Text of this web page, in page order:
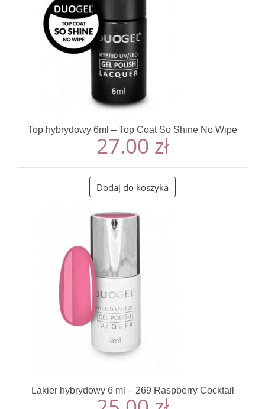
Top hybrydowy 6ml – Top Coat So Shine No Wipe
27.00 zł
Dodaj do koszyka
Lakier hybrydowy 6 ml – 269 Raspberry Cocktail